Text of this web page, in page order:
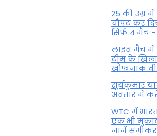
25 की उम्र
चौपट कर
सिर्फ 4 मैच -
लाइव मैच में
टीम के
खौफनाक
सूर्यकुमार
अवतार में
WTC में
एक भी
जानें